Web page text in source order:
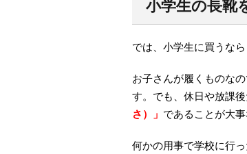
小学生の長靴
では、小学生に買うな
お子さんが履くものな
す。でも、休日や放課
さ）」 であることが大事
何かの用事で学校に行